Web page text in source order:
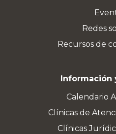
Redes
Recursos de
Información
Calendario
Clínicas de
Clínicas